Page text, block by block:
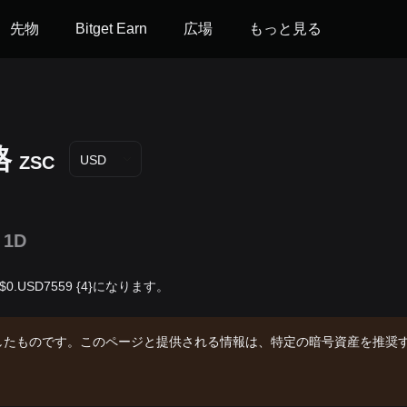
先物 Bitget Earn 広場 もっと見る
ZSC USD
1D
{4}になります。
ものです。このページと提供される情報は、特定の暗号資産を推奨